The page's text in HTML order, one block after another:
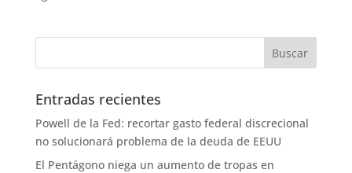
Entradas recientes
Powell de la Fed: recortar gasto federal discrecional
no solucionará problema de la deuda de EEUU
El Pentágono niega un aumento de tropas en